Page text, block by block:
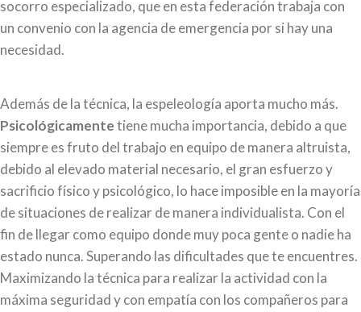
socorro especializado, que en esta federación trabaja con
un convenio con la agencia de emergencia por si hay una
necesidad.
Además de la técnica, la espeleología aporta mucho más.
Psicológicamentetiene mucha importancia, debido a que
siempre es fruto del trabajo en equipo de manera altruista,
debido al elevado material necesario, el gran esfuerzo y
sacrificio físico y psicológico, lo hace imposible en la mayoría
de situaciones de realizar de manera individualista. Con el
fin de llegar como equipo donde muy poca gente o nadie ha
estado nunca. Superando las dificultades que te encuentres.
Maximizando la técnica para realizar la actividad con la
máxima seguridad y con empatía con los compañeros para